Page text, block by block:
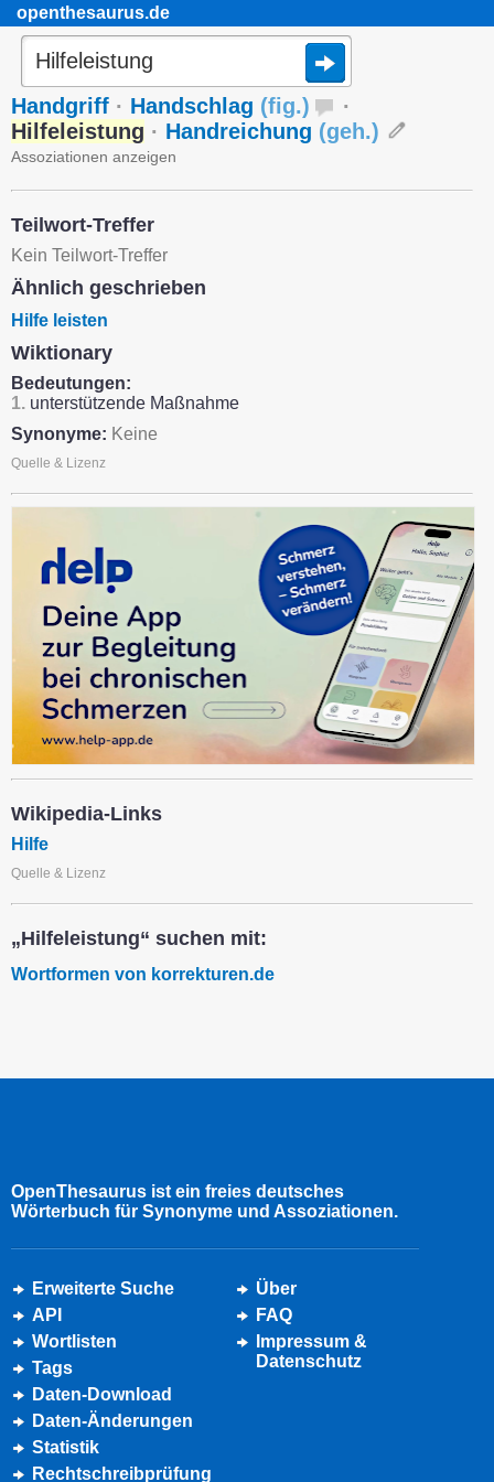
openthesaurus.de
Handgriff · Handschlag (fig.)
·
Hilfeleistung · Handreichung (geh.)
Assoziationen anzeigen
Teilwort-Treffer
Kein Teilwort-Treffer
Ähnlich geschrieben
Hilfe leisten
Wiktionary
Bedeutungen:
1. unterstützende Maßnahme
Synonyme: Keine
Quelle & Lizenz
Wikipedia-Links
Hilfe
Quelle & Lizenz
„Hilfeleistung“ suchen mit:
Wortformen von korrekturen.de
OpenThesaurus ist ein freies deutsches
Wörterbuch für Synonyme und Assoziationen.
Erweiterte Suche
API
Wortlisten
Tags
Daten-Download
Daten-Änderungen
Statistik
Rechtschreibprüfung
Über
FAQ
Impressum &
Datenschutz